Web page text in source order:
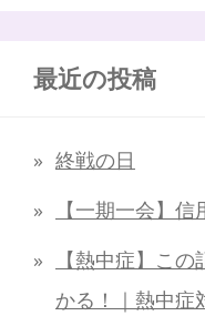
最近の投稿
終戦の日
【一期一会】信
【熱中症】こ
かる！｜熱中症